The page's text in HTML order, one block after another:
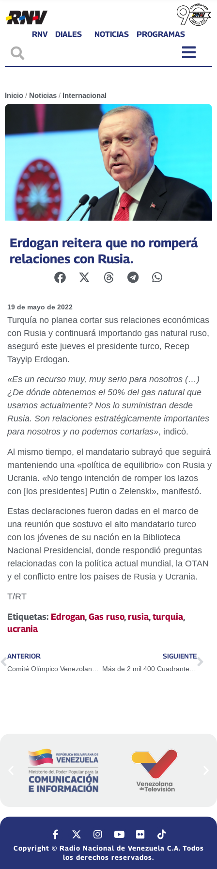
RNV DIALES NOTICIAS PROGRAMAS
Inicio / Noticias / Internacional
Erdogan reitera que no romperá
relaciones con Rusia.
19 de mayo de 2022
Turquía no planea cortar sus relaciones económicas
con Rusia y continuará importando gas natural ruso,
aseguró este jueves el presidente turco, Recep
Tayyip Erdogan.
«Es un recurso muy, muy serio para nosotros (…)
¿De dónde obtenemos el 50% del gas natural que
usamos actualmente? Nos lo suministran desde
Rusia. Son relaciones estratégicamente importantes
para nosotros y no podemos cortarlas», indicó.
Al mismo tiempo, el mandatario subrayó que seguirá
manteniendo una «política de equilibrio» con Rusia y
Ucrania. «No tengo intención de romper los lazos
con [los presidentes] Putin o Zelenski», manifestó.
Estas declaraciones fueron dadas en el marco de
una reunión que sostuvo el alto mandatario turco
con los jóvenes de su nación en la Biblioteca
Nacional Presidencial, donde respondió preguntas
relacionadas con la política actual mundial, la OTAN
y el conflicto entre los países de Rusia y Ucrania.
T/RT
Etiquetas: Edrogan,Gas ruso,rusia,turquia,
ucrania
ANTERIOR SIGUIENTE
Copyright © Radio Nacional de Venezuela C.A. Todos
los derechos reservados.